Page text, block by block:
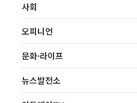
사회
오피니언
문화·라이프
뉴스발전소